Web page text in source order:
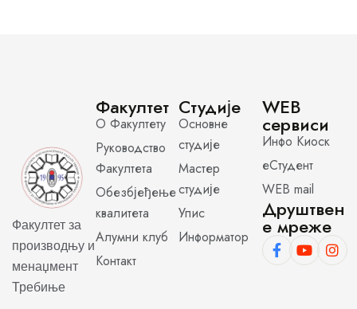
Факултет за
производњу и
менаџмент
Требиње
Факултет
О Факултету
Руководство
Факултета
Обезбјеђење
квалитета
Алумни клуб
Контакт
Студије
Основне
студије
Мастер
студије
Упис
Информатор
WEB
сервиси
Инфо Киоск
еСтудент
WEB mail
Друштвен
е мреже